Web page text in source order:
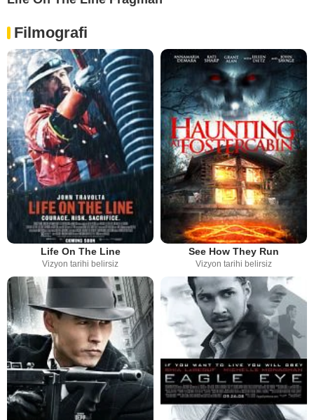
Filmografi
Life On The Line
Vizyon tarihi belirsiz
See How They Run
Vizyon tarihi belirsiz